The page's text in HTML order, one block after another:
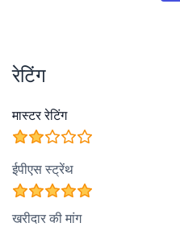
रेटिंग
मास्टर रेटिंग
ईपीएस स्ट्रेंथ
खरीदार की मांग